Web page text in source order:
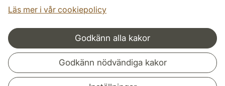
Läs mer i vår cookiepolicy
Godkänn alla kakor
Godkänn nödvändiga kakor
Samarbeten och nätverk